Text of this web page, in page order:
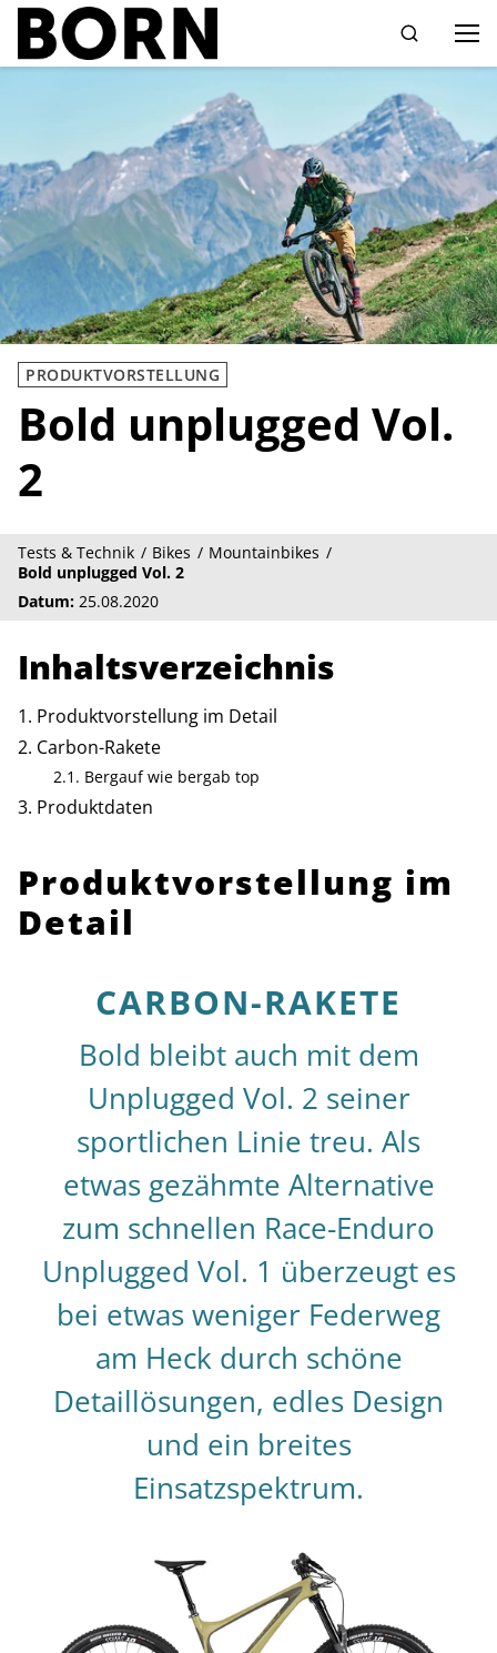
PRODUKTVORSTELLUNG
Bold unplugged Vol.
2
Tests & Technik Bikes
Mountainbikes
Bold unplugged Vol. 2
Datum: 25.08.2020
Inhaltsverzeichnis
Produktvorstellung im Detail
Carbon-Rakete
Bergauf wie bergab top
Produktdaten
Produktvorstellung im
Detail
CARBON-RAKETE
Bold bleibt auch mit dem
Unplugged Vol. 2 seiner
sportlichen Linie treu. Als
etwas gezähmte Alternative
zum schnellen Race-Enduro
Unplugged Vol. 1 überzeugt es
bei etwas weniger Federweg
am Heck durch schöne
Detaillösungen, edles Design
und ein breites
Einsatzspektrum.
Drücken Sie die Eingabetaste zum Suchen